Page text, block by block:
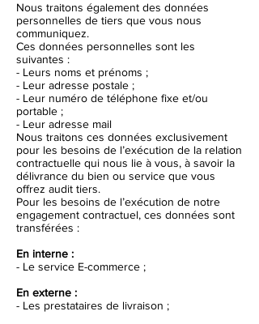
Nous traitons également des données
personnelles de tiers que vous nous
communiquez.
Ces données personnelles sont les
suivantes :
- Leurs noms et prénoms ;
- Leur adresse postale ;
- Leur numéro de téléphone fixe et/ou
portable ;
- Leur adresse mail
Nous traitons ces données exclusivement
pour les besoins de l’exécution de la relation
contractuelle qui nous lie à vous, à savoir la
délivrance du bien ou service que vous
offrez audit tiers.
Pour les besoins de l’exécution de notre
engagement contractuel, ces données sont
transférées :
En interne :
- Le service E-commerce ;
En externe :
- Les prestataires de livraison ;